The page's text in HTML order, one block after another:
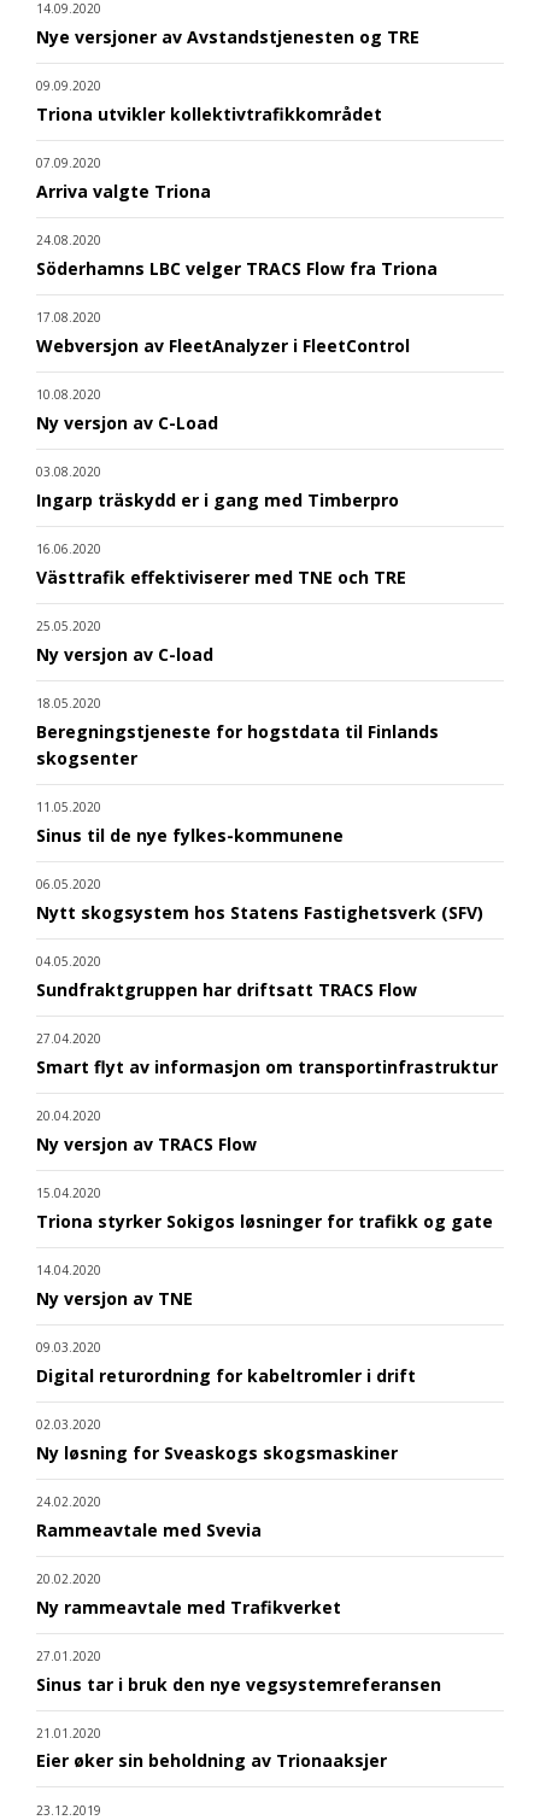
14.09.2020
Nye versjoner av Avstandstjenesten og TRE
09.09.2020
Triona utvikler kollektivtrafikkområdet
07.09.2020
Arriva valgte Triona
24.08.2020
Söderhamns LBC velger TRACS Flow fra Triona
17.08.2020
Webversjon av FleetAnalyzer i FleetControl
10.08.2020
Ny versjon av C-Load
03.08.2020
Ingarp träskydd er i gang med Timberpro
16.06.2020
Västtrafik effektiviserer med TNE och TRE
25.05.2020
Ny versjon av C-load
18.05.2020
Beregningstjeneste for hogstdata til Finlands
skogsenter
11.05.2020
Sinus til de nye fylkes-kommunene
06.05.2020
Nytt skogsystem hos Statens Fastighetsverk (SFV)
04.05.2020
Sundfraktgruppen har driftsatt TRACS Flow
27.04.2020
Smart flyt av informasjon om transportinfrastruktur
20.04.2020
Ny versjon av TRACS Flow
15.04.2020
Triona styrker Sokigos løsninger for trafikk og gate
14.04.2020
Ny versjon av TNE
09.03.2020
Digital returordning for kabeltromler i drift
02.03.2020
Ny løsning for Sveaskogs skogsmaskiner
24.02.2020
Rammeavtale med Svevia
20.02.2020
Ny rammeavtale med Trafikverket
27.01.2020
Sinus tar i bruk den nye vegsystemreferansen
21.01.2020
Eier øker sin beholdning av Trionaaksjer
23.12.2019